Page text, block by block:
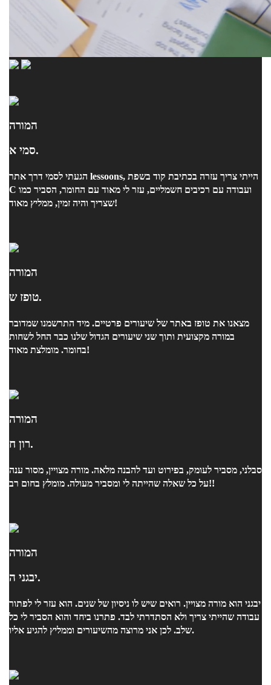
המורה
סמי א.
הגעתי לסמי דרך אתר lessoons, הייתי צריך עזרה בכתיבת קוד בשפת
C ועבודה עם רכיבים חשמליים, עזר לי מאוד עם החומר, הסביר כמו
שצריך והיה זמין, ממליץ מאוד!
המורה
טופז ש.
מצאנו את טופז באתר של שיעורים פרטיים. מיד התרשמנו שמדובר
במורה מקצועית ותוך שני שיעורים הגדול שלנו כבר החל לשחות
בחומר. מומלצת מאוד!
המורה
רון ח.
סבלני, מסביר לעומק, בפירוט ועד להבנה מלאה. מורה מצויין, מסור ענה
על כל שאלה שהייתה לי ומסביר מעולה. מומלץ בחום רב!!
המורה
יבגני ה.
יבגני הוא מורה מצויין. רואים שיש לו ניסיון של שנים. הוא עזר לי לפתור
עבודה שהייתי צריך ולא הסתדרתי לבד. פתרנו ביחד והוא הסביר לי כל
שלב. לכן אני מרוצה מהשיעורים וממליץ להגיע אליו.